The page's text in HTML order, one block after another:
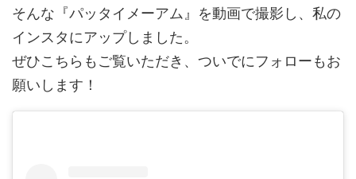
そんな『パッタイメーアム』を動画で撮影し、私の
インスタにアップしました。
ぜひこちらもご覧いただき、ついでにフォローもお
願いします！